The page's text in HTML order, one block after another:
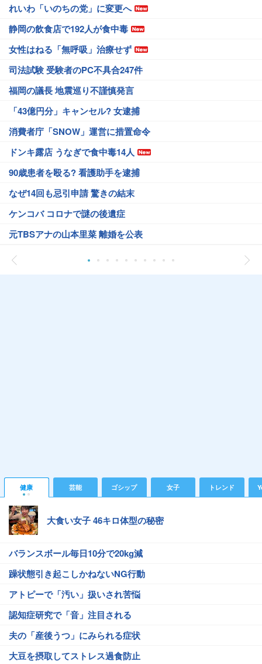
れいわ「いのちの党」に変更へ
静岡の飲食店で192人が食中毒
女性はねる「無呼吸」治療せず
司法試験 受験者のPC不具合247件
福岡の議長 地震巡り不謹慎発言
「43億円分」キャンセル? 女逮捕
消費者庁「SNOW」運営に措置命令
ドンキ露店 うなぎで食中毒14人
90歳患者を殴る? 看護助手を逮捕
なぜ14回も忌引申請 驚きの結末
ケンコバ コロナで謎の後遺症
元TBSアナの山本里菜 離婚を公表
健康 芸能 ゴシップ 女子 トレンド
大食い女子 46キロ体型の秘密
バランスボール毎日10分で20kg減
躁状態引き起こしかねないNG行動
アトピーで「汚い」扱いされ苦悩
認知症研究で「音」注目される
夫の「産後うつ」にみられる症状
大豆を摂取してストレス過食防止